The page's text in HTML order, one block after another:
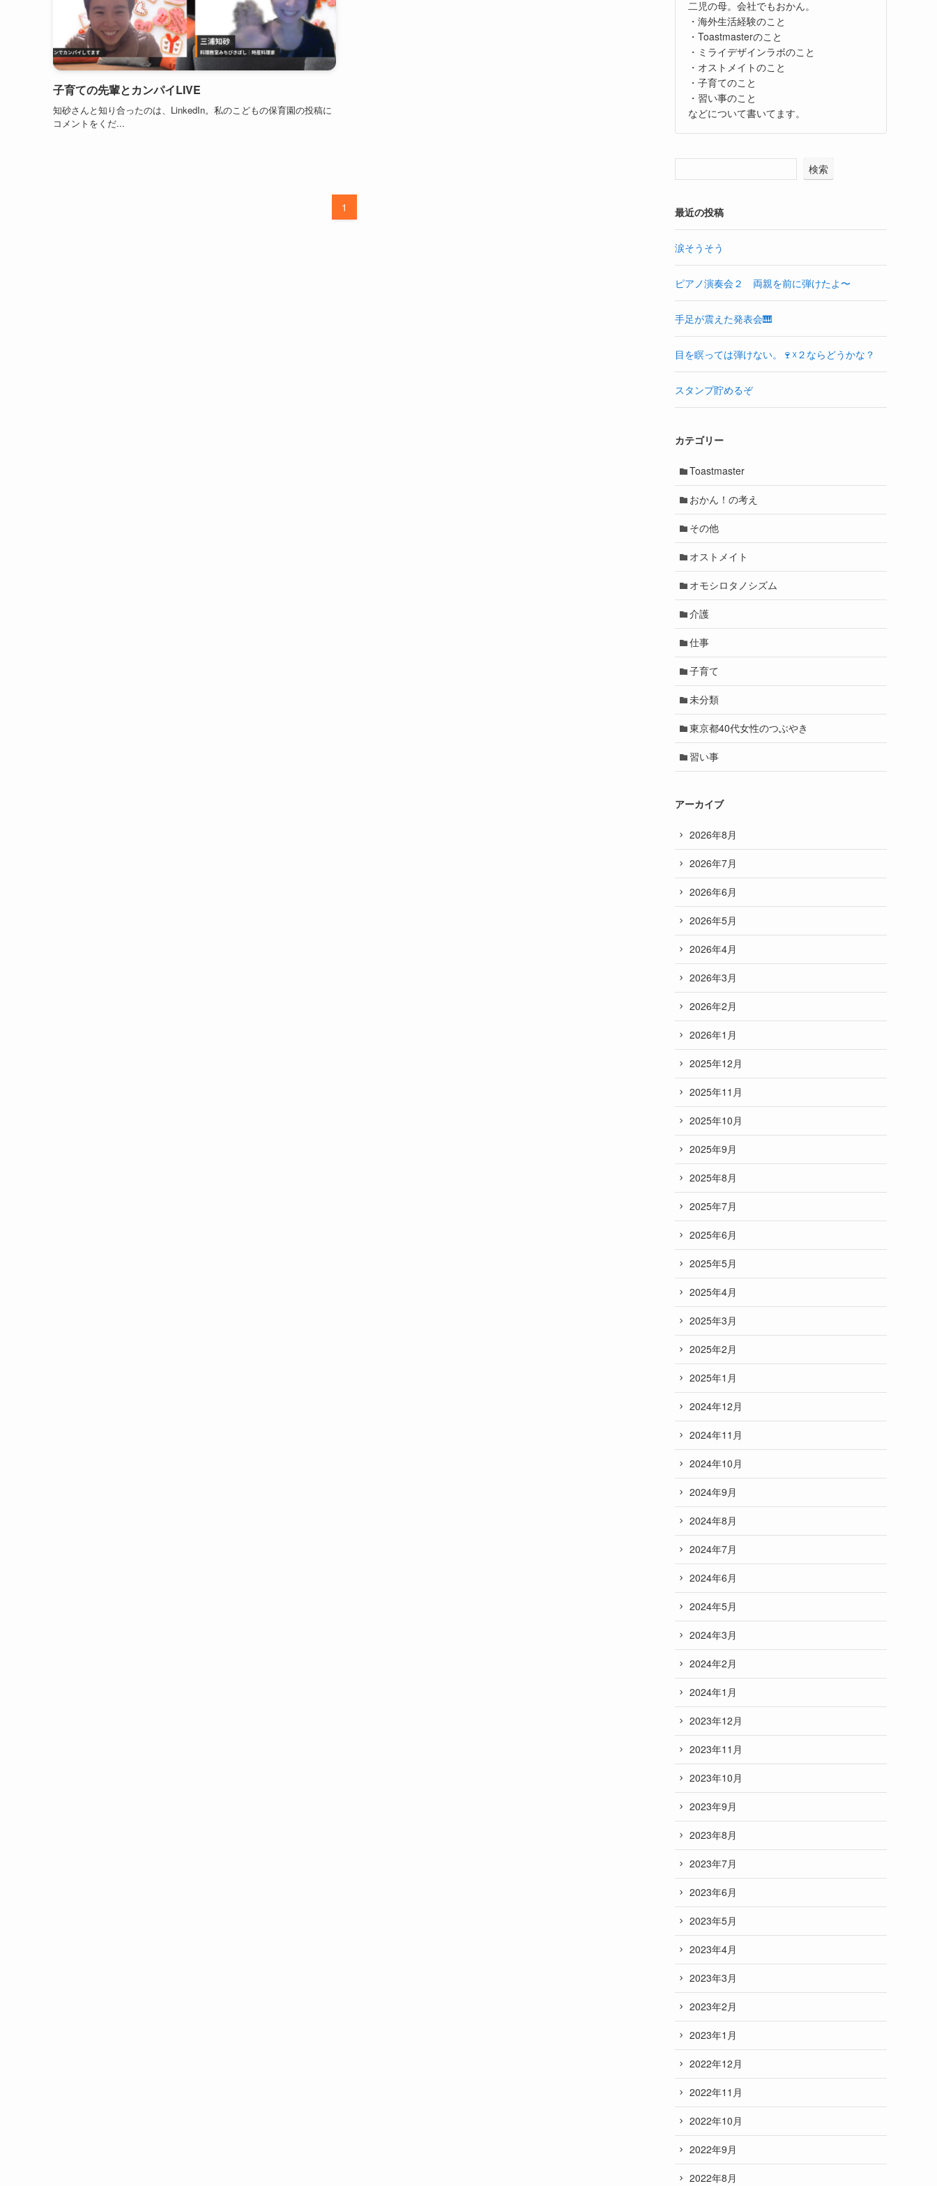
子育ての先輩とカンパイLIVE
知砂さんと知り合ったのは、LinkedIn。私のこどもの保育園の投稿に
コメントをくだ...
1
二児の母。会社でもおかん。
・海外生活経験のこと
・Toastmasterのこと
・ミライデザインラボのこと
・オストメイトのこと
・子育てのこと
・習い事のこと
などについて書いてます。
検索
最近の投稿
涙そうそう
ピアノ演奏会２ 両親を前に弾けたよ〜
手足が震えた発表会🎹
目を瞑っては弾けない。🍷☓２ならどうかな？
スタンプ貯めるぞ
カテゴリー
Toastmaster
おかん！の考え
その他
オストメイト
オモシロタノシズム
介護
仕事
子育て
未分類
東京都40代女性のつぶやき
習い事
アーカイブ
2026年8月
2026年7月
2026年6月
2026年5月
2026年4月
2026年3月
2026年2月
2026年1月
2025年12月
2025年11月
2025年10月
2025年9月
2025年8月
2025年7月
2025年6月
2025年5月
2025年4月
2025年3月
2025年2月
2025年1月
2024年12月
2024年11月
2024年10月
2024年9月
2024年8月
2024年7月
2024年6月
2024年5月
2024年3月
2024年2月
2024年1月
2023年12月
2023年11月
2023年10月
2023年9月
2023年8月
2023年7月
2023年6月
2023年5月
2023年4月
2023年3月
2023年2月
2023年1月
2022年12月
2022年11月
2022年10月
2022年9月
2022年8月